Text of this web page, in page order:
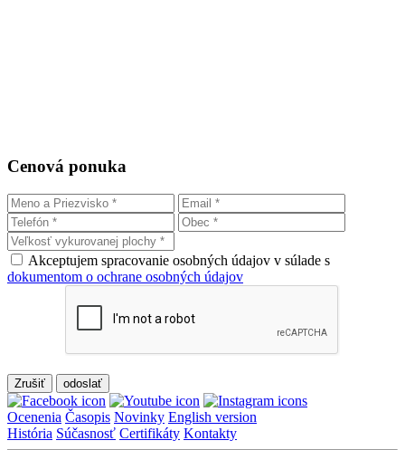
Cenová ponuka
Akceptujem spracovanie osobných údajov v súlade s
dokumentom o ochrane osobných údajov
Zrušiť
Ocenenia Časopis Novinky English version
História Súčasnosť Certifikáty Kontakty